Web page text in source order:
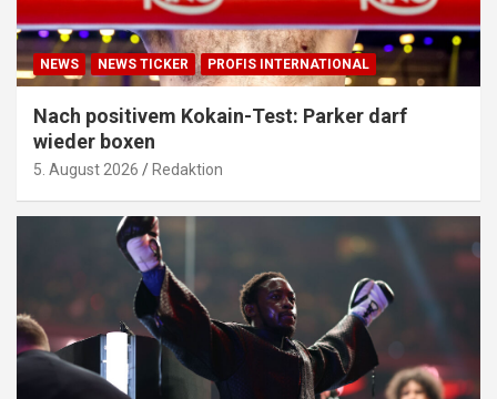
NEWS NEWS TICKER PROFIS INTERNATIONAL
Nach positivem Kokain-Test: Parker darf
wieder boxen
5. August 2026 Redaktion